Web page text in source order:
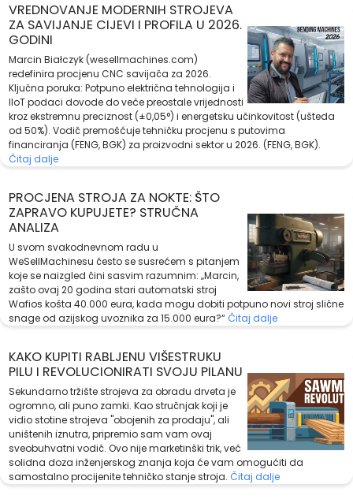
VREDNOVANJE MODERNIH STROJEVA
ZA SAVIJANJE CIJEVI I PROFILA U 2026.
GODINI
Marcin Białczyk (wesellmachines.com)
redefinira procjenu CNC savijača za 2026.
Ključna poruka: Potpuno električna tehnologija i
IIoT podaci dovode do veće preostale vrijednosti
kroz ekstremnu preciznost (±0,05°) i energetsku učinkovitost (ušteda
od 50%). Vodič premošćuje tehničku procjenu s putovima
financiranja (FENG, BGK) za proizvodni sektor u 2026. (FENG, BGK).
Čitaj dalje
PROCJENA STROJA ZA NOKTE: ŠTO
ZAPRAVO KUPUJETE? STRUČNA
ANALIZA
U svom svakodnevnom radu u
WeSellMachinesu često se susrećem s pitanjem
koje se naizgled čini sasvim razumnim: „Marcin,
zašto ovaj 20 godina stari automatski stroj
Wafios košta 40.000 eura, kada mogu dobiti potpuno novi stroj slične
snage od azijskog uvoznika za 15.000 eura?“ Čitaj dalje
KAKO KUPITI RABLJENU VIŠESTRUKU
PILU I REVOLUCIONIRATI SVOJU PILANU
Sekundarno tržište strojeva za obradu drveta je
ogromno, ali puno zamki. Kao stručnjak koji je
vidio stotine strojeva "obojenih za prodaju", ali
uništenih iznutra, pripremio sam vam ovaj
sveobuhvatni vodič. Ovo nije marketinški trik, već
solidna doza inženjerskog znanja koja će vam omogućiti da
samostalno procijenite tehničko stanje stroja. Čitaj dalje